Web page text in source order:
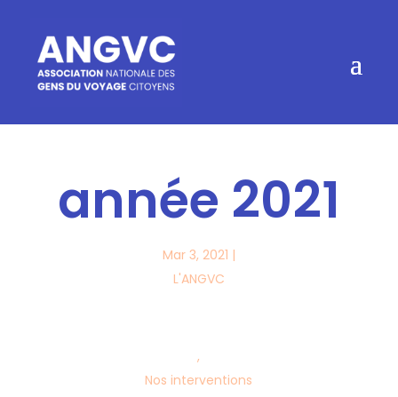
année 2021
Mar 3, 2021 |
L'ANGVC
,
Nos interventions